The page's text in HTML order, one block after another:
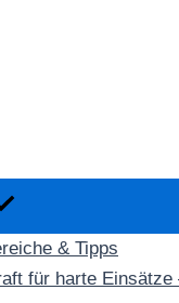
& Tipps
für harte Einsätze